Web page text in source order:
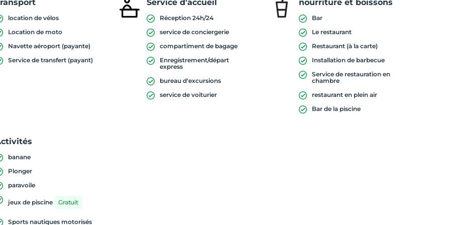
location de vélos
Location de moto
Navette aéroport (payante)
Service de transfert (payant)
Service d'accueil
Réception 24h/24
service de conciergerie
compartiment de bagage
Enregistrement/départ
express
bureau d'excursions
service de voiturier
nourriture et boissons
Bar
Le restaurant
Restaurant (à la carte)
Installation de barbecue
Service de restauration en
chambre
restaurant en plein air
Bar de la piscine
banane
Plonger
paravoile
jeux de piscine Gratuit
Sports nautiques motorisés